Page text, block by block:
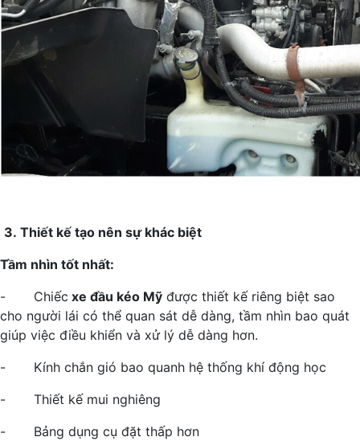
3. Thiết kế tạo nên sự khác biệt
Tầm nhìn tốt nhất:
- Chiếc xe đầu kéo Mỹ được thiết kế riêng biệt sao
cho người lái có thể quan sát dễ dàng, tầm nhìn bao quát
giúp việc điều khiển và xử lý dễ dàng hơn.
- Kính chắn gió bao quanh hệ thống khí động học
- Thiết kế mui nghiêng
- Bảng dụng cụ đặt thấp hơn